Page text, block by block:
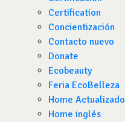
Certification
Concientización
Contacto nuevo
Donate
Ecobeauty
Feria EcoBelleza
Home Actualizado
Home inglés